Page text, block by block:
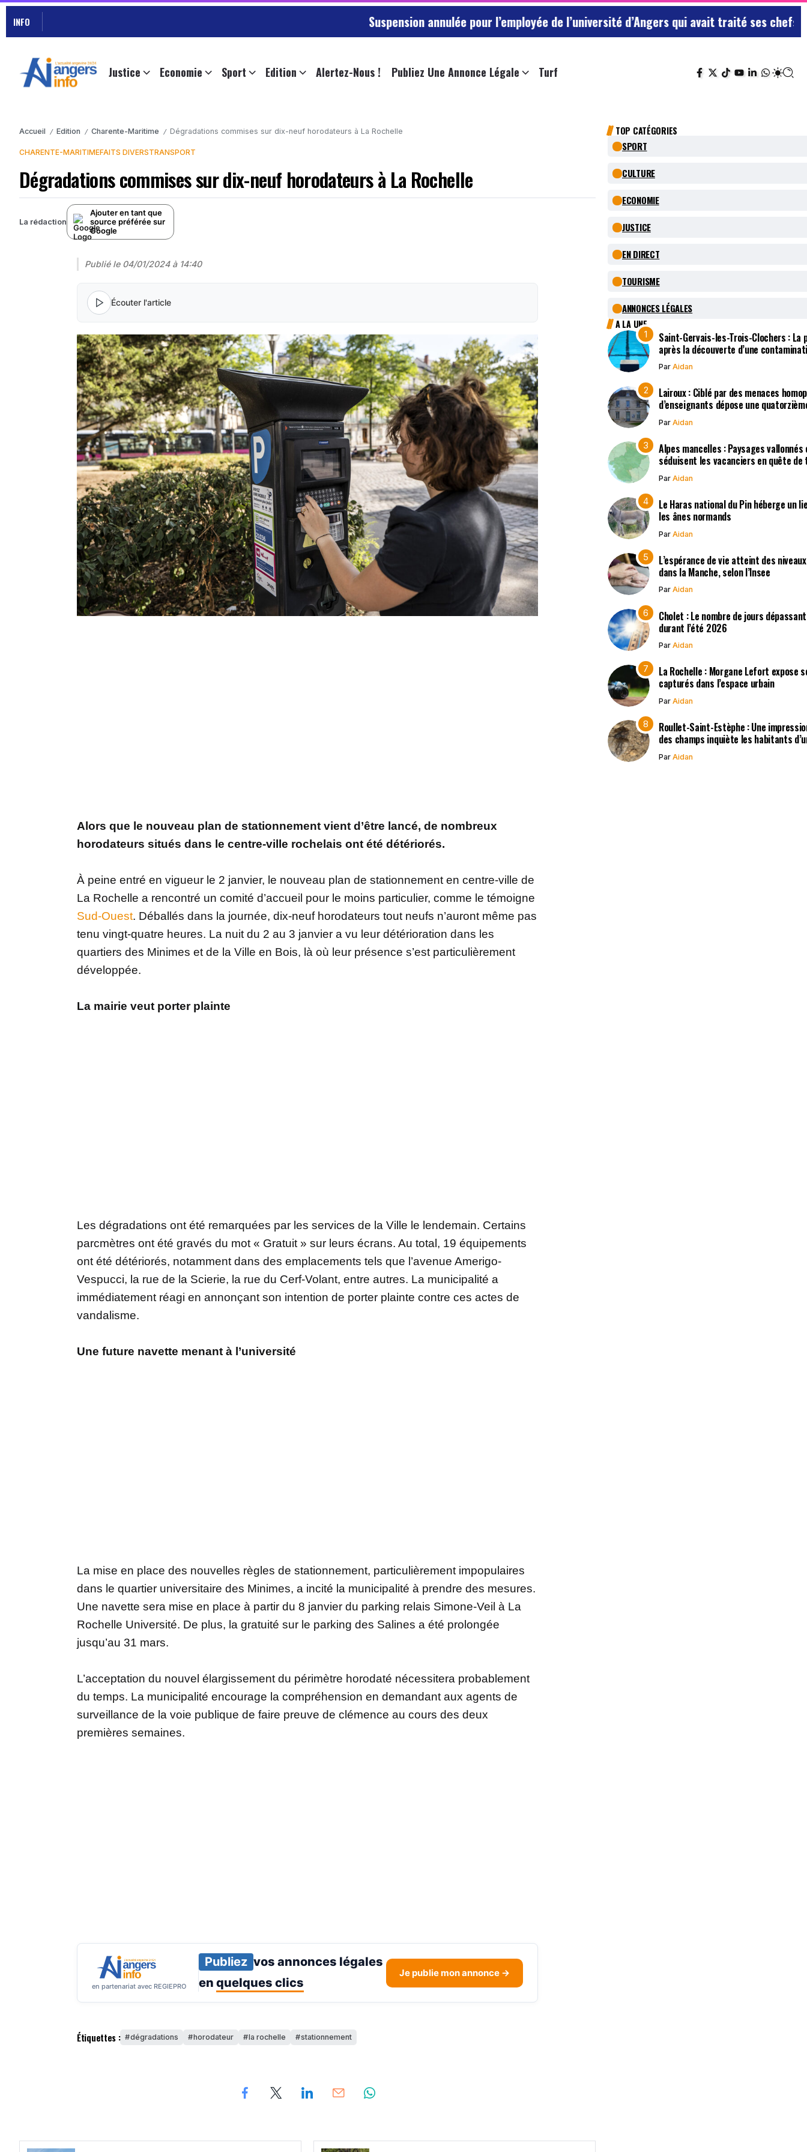
INFO Suspension annulée pour l’employée de l’université d’Angers qui avait traité ses chefs de “chiens”
Justice Economie Sport Edition Alertez-Nous ! Publiez Une Annonce Légale Turf
Accueil / Edition / Charente-Maritime / Dégradations commises sur dix-neuf horodateurs à La Rochelle
CHARENTE-MARITIMEFAITS DIVERSTRANSPORT
Dégradations commises sur dix-neuf horodateurs à La Rochelle
La rédaction
Ajouter en tant que
source préférée sur
Google
Publié le 04/01/2024 à 14:40
Écouter l'article
Alors que le nouveau plan de stationnement vient d’être lancé, de nombreux
horodateurs situés dans le centre-ville rochelais ont été détériorés.
À peine entré en vigueur le 2 janvier, le nouveau plan de stationnement en centre-ville de
La Rochelle a rencontré un comité d’accueil pour le moins particulier, comme le témoigne
Sud-Ouest. Déballés dans la journée, dix-neuf horodateurs tout neufs n’auront même pas
tenu vingt-quatre heures. La nuit du 2 au 3 janvier a vu leur détérioration dans les
quartiers des Minimes et de la Ville en Bois, là où leur présence s’est particulièrement
développée.
La mairie veut porter plainte
Les dégradations ont été remarquées par les services de la Ville le lendemain. Certains
parcmètres ont été gravés du mot « Gratuit » sur leurs écrans. Au total, 19 équipements
ont été détériorés, notamment dans des emplacements tels que l’avenue Amerigo-
Vespucci, la rue de la Scierie, la rue du Cerf-Volant, entre autres. La municipalité a
immédiatement réagi en annonçant son intention de porter plainte contre ces actes de
vandalisme.
Une future navette menant à l’université
La mise en place des nouvelles règles de stationnement, particulièrement impopulaires
dans le quartier universitaire des Minimes, a incité la municipalité à prendre des mesures.
Une navette sera mise en place à partir du 8 janvier du parking relais Simone-Veil à La
Rochelle Université. De plus, la gratuité sur le parking des Salines a été prolongée
jusqu’au 31 mars.
L’acceptation du nouvel élargissement du périmètre horodaté nécessitera probablement
du temps. La municipalité encourage la compréhension en demandant aux agents de
surveillance de la voie publique de faire preuve de clémence au cours des deux
premières semaines.
en partenariat avec REGIEPRO
Publiez vos annonces légales
en quelques clics
Je publie mon annonce →
Étiquettes : dégradations horodateur la rochelle stationnement
TOP CATÉGORIES
SPORT
CULTURE
ECONOMIE
JUSTICE
EN DIRECT
TOURISME
ANNONCES LÉGALES
A LA UNE
Saint-Gervais-les-Trois-Clochers :
après la découverte d’une
Par Aidan
Lairoux : Ciblé par des menaces
d’enseignants dépose une
Par Aidan
Alpes mancelles : Paysages
séduisent les vacanciers en quête
Par Aidan
Le Haras national du Pin héberge un
les ânes normands
Par Aidan
L’espérance de vie atteint des
dans la Manche, selon l’Insee
Par Aidan
Cholet : Le nombre de jours
durant l’été 2026
Par Aidan
La Rochelle : Morgane Lefort
capturés dans l’espace urbain
Par Aidan
Roullet-Saint-Estèphe : Une
des champs inquiète les habitants
Par Aidan